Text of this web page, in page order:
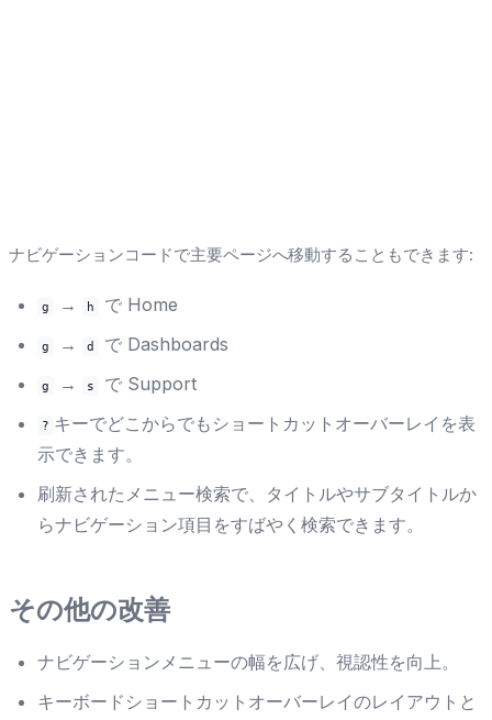
ナビゲーションコードで主要ページへ移動することもできます:
g → h で Home
g → d で Dashboards
g → s で Support
? キーでどこからでもショートカットオーバーレイを表
示できます。
刷新されたメニュー検索で、タイトルやサブタイトルか
らナビゲーション項目をすばやく検索できます。
その他の改善
ナビゲーションメニューの幅を広げ、視認性を向上。
キーボードショートカットオーバーレイのレイアウトと